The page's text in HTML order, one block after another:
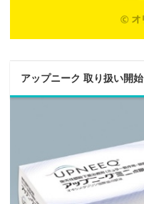
アップニーク 取り扱い開始